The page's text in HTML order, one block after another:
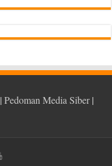
|Pedoman Media Siber|